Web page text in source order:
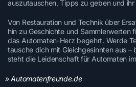
auszutauschen, Tipps zu geben und ihr
Von Restauration und Technik über
hin zu Geschichte und Sammlerwerten
das Automaten-Herz begehrt. Werde
tausche dich mit Gleichgesinnten aus
steht die Leidenschaft für Automaten
» Automatenfreunde.de